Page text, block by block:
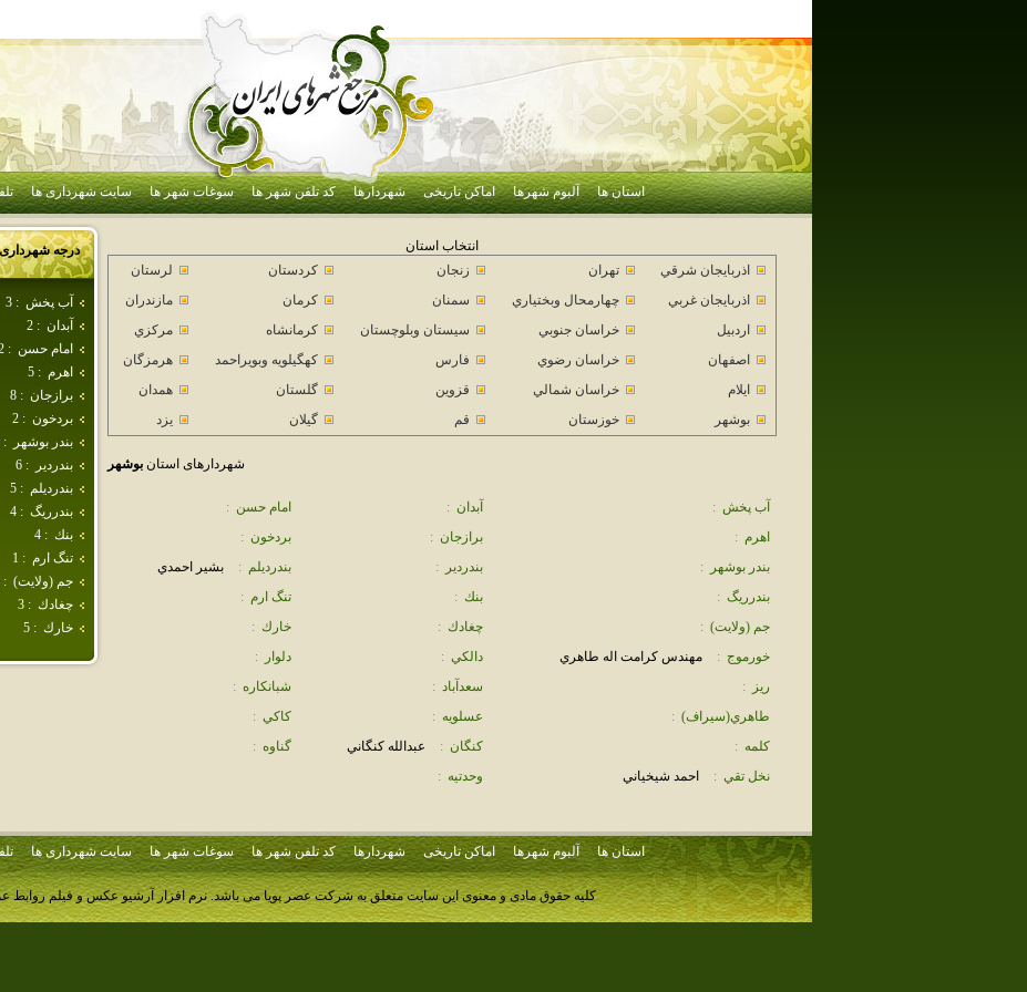
استان ها آلبوم شهرها اماکن تاریخی شهردارها کد تلفن شهر ها سوغات شهر ها سایت شهرداری ها
درجه
آب پخش :
3
آبدان :
2
امام حسن :
اهرم :
5
برازجان :
8
بردخون :
2
بندر بوشهر
:
بندردير
:
6
بندرديلم :
5
بندرريگ :
4
بنك :
4
تنگ ارم :
1
جم (ولايت) :
چغادك :
3
خارك :
5
انتخاب استان
اذربايجان شرقي
تهران زنجان كردستان
لرستان
اذربايجان غربي
چهارمحال وبختياري سمنان كرمان
مازندران
اردبيل
خراسان جنوبي سيستان وبلوچستان كرمانشاه
مركزي
اصفهان
خراسان رضوي فارس كهگيلويه وبويراحمد
هرمزگان
ايلام
خراسان شمالي قزوين گلستان
همدان
بوشهر
خوزستان قم گيلان يزد
شهردارهای استانبوشهر
آب پخش : آبدان : امام حسن :
اهرم : برازجان : بردخون :
بندر بوشهر
: بندردير : بندرديلم :
بشير احمدي
بندرريگ : بنك : تنگ ارم :
جم (ولايت) : چغادك : خارك :
خورموج : مهندس كرامت اله طاهري دالكي : دلوار
:
ريز
: سعدآباد : شبانكاره :
طاهري(سيراف) : عسلويه : كاكي :
كلمه : كنگان : عبدالله كنگاني گناوه :
نخل تقي : احمد شيخياني وحدتيه :
استان ها آلبوم شهرها اماکن تاریخی شهردارها کد تلفن شهر ها سوغات شهر ها سایت شهرداری ها
کلیه حقوق مادی و معنوی این سایت متعلق به شرکت عصر پویا می باشد.نرم افزار آرشیو عکس و فیلم روابط